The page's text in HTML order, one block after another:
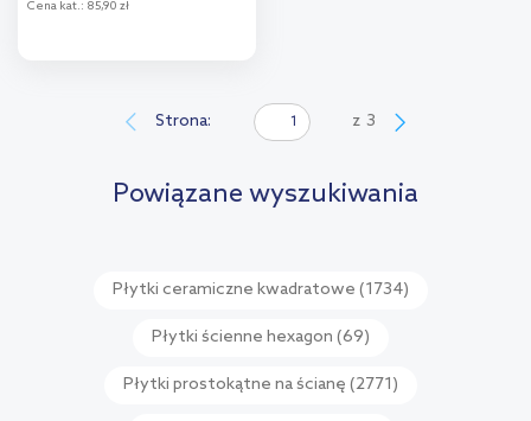
Cena kat.: 85,90 zł
Strona: z 3
Powiązane wyszukiwania
Płytki ceramiczne kwadratowe (1734)
Płytki ścienne hexagon (69)
Płytki prostokątne na ścianę (2771)